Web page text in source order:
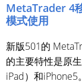
MetaTrader 4
模式使用
新版501的
的主要特性是原
iPad）和